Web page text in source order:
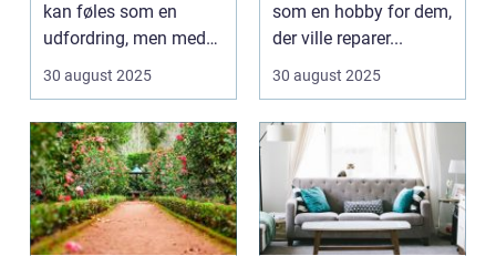
kan føles som en
udfordring, men med
de rette ...
30 august 2025
som en hobby for dem,
der ville reparer...
30 august 2025